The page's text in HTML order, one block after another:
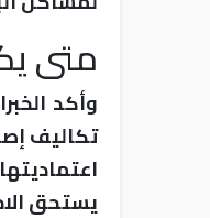
متى
وأكد
تكاليف
يستحق